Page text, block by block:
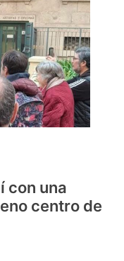
con una
centro de